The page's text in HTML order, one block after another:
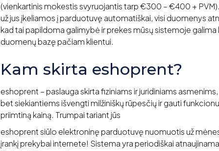
(vienkartinis mokestis svyruojantis tarp €300 – €400 +
už jus įkeliamos į parduotuvę automatiškai, visi duomenys
kad tai papildoma galimybė ir prekes mūsų sistemoje galima
duomenų bazę pačiam klientui.
Kam skirta eshoprent?
eshoprent – paslauga skirta fiziniams ir juridiniams
bet siekiantiems išvengti milžiniškų rūpesčių ir gauti
priimtiną kainą. Trumpai tariant jūs
eshoprent siūlo elektroninę parduotuvę nuomuotis už
įrankį prekybai internete! Sistema yra periodiškai